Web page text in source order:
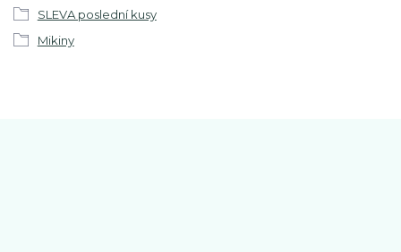
SLEVA poslední kusy
Mikiny